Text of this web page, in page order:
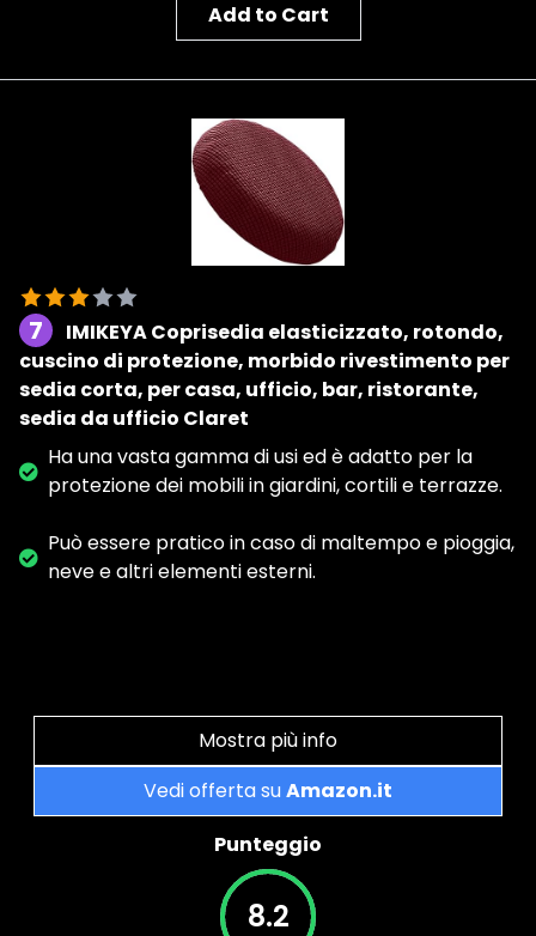
Add to Cart
7
IMIKEYA Coprisedia elasticizzato, rotondo,
cuscino di protezione, morbido rivestimento per
sedia corta, per casa, ufficio, bar, ristorante,
sedia da ufficio Claret
Ha una vasta gamma di usi ed è adatto per la
protezione dei mobili in giardini, cortili e terrazze.
Può essere pratico in caso di maltempo e pioggia,
neve e altri elementi esterni.
Mostra più info
Vedi offerta suAmazon.it
Punteggio
8.2